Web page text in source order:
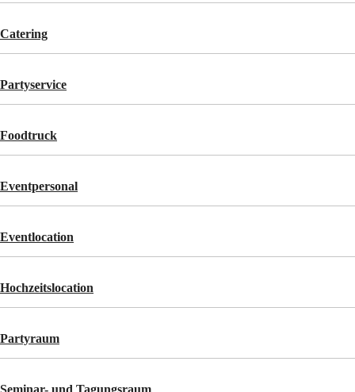
Catering
Partyservice
Foodtruck
Eventpersonal
Eventlocation
Hochzeitslocation
Partyraum